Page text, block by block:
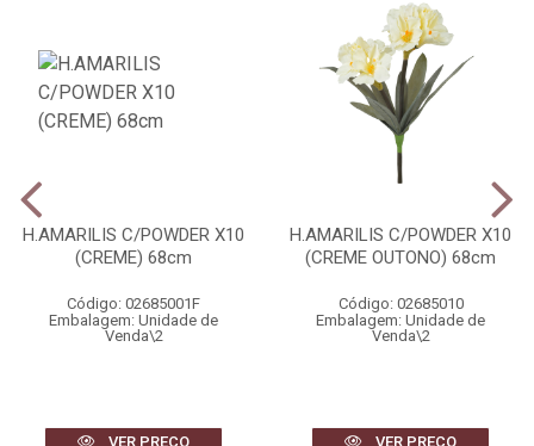
H.AMARILIS C/POWDER X10
(CREME) 68cm
Código: 02685001F
Embalagem: Unidade de
Venda\2
VER PREÇO
H.AMARILIS C/POWDER X10
(CREME OUTONO) 68cm
Código: 02685010
Embalagem: Unidade de
Venda\2
VER PREÇO